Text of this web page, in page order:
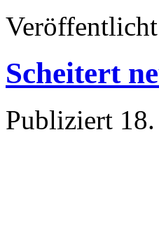
Scheitert
Publiziert